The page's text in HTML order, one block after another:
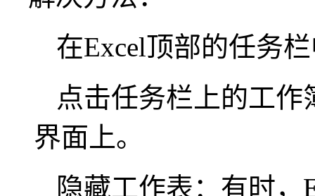
在Excel顶部的任务
点击任务栏上的工
界面上。
隐藏工作表：有时，